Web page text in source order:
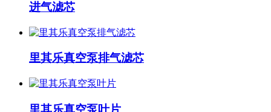
进气滤芯
里其乐真空泵排气滤芯
里其乐真空泵叶片